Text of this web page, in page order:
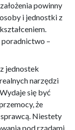
powinny
i jednostki z
–
jednostek
narzędzi
się być
że
Niestety
pod rządami